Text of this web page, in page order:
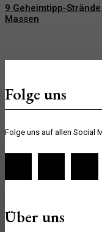
9 Geheimtipp-
Massen
Folge uns
Folge uns auf allen Social
Über uns